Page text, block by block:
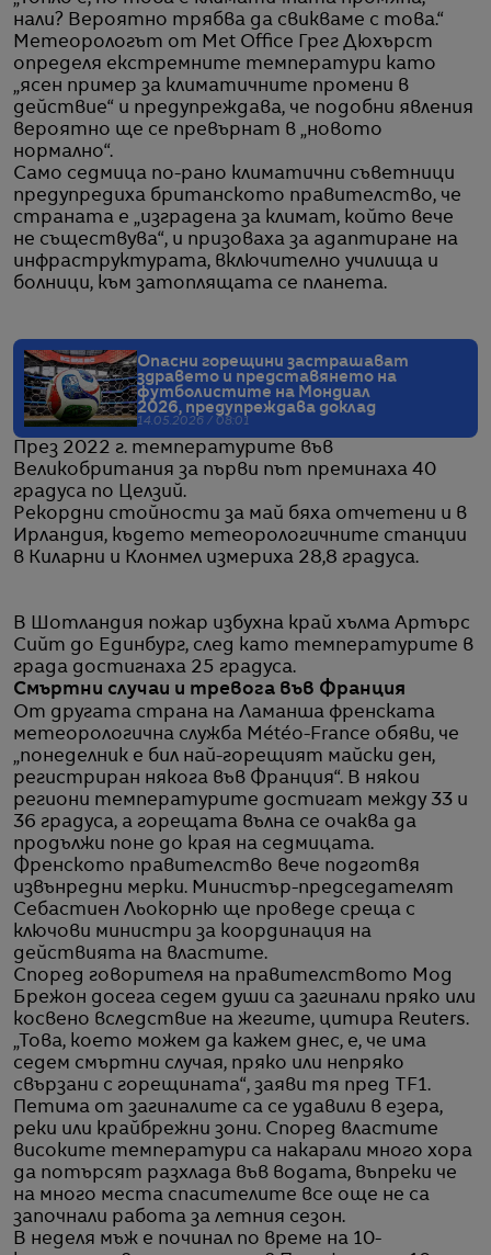
нали? Вероятно трябва да свикваме с това.“
Метеорологът от Met Office Грег Дюхърст
определя екстремните температури като
„ясен пример за климатичните промени в
действие“ и предупреждава, че подобни явления
вероятно ще се превърнат в „новото
нормално“.
Само седмица по-рано климатични съветници
предупредиха британското правителство, че
страната е „изградена за климат, който вече
не съществува“, и призоваха за адаптиране на
инфраструктурата, включително училища и
болници, към затоплящата се планета.
Опасни горещини застрашават
здравето и представянето на
футболистите на Мондиал
2026, предупреждава доклад
14.05.2026 / 08:01
През 2022 г. температурите във
Великобритания за първи път преминаха 40
градуса по Целзий.
Рекордни стойности за май бяха отчетени и в
Ирландия, където метеорологичните станции
в Киларни и Клонмел измериха 28,8 градуса.
В Шотландия пожар избухна край хълма Артърс
Сийт до Единбург, след като температурите в
града достигнаха 25 градуса.
Смъртни случаи и тревога във Франция
От другата страна на Ламанша френската
метеорологична служба Météo-France обяви, че
„понеделник е бил най-горещият майски ден,
регистриран някога във Франция“. В някои
региони температурите достигат между 33 и
36 градуса, а горещата вълна се очаква да
продължи поне до края на седмицата.
Френското правителство вече подготвя
извънредни мерки. Министър-председателят
Себастиен Льокорню ще проведе среща с
ключови министри за координация на
действията на властите.
Според говорителя на правителството Мод
Брежон досега седем души са загинали пряко или
косвено вследствие на жегите, цитира Reuters.
„Това, което можем да кажем днес, е, че има
седем смъртни случая, пряко или непряко
свързани с горещината“, заяви тя пред TF1.
Петима от загиналите са се удавили в езера,
реки или крайбрежни зони. Според властите
високите температури са накарали много хора
да потърсят разхлада във водата, въпреки че
на много места спасителите все още не са
започнали работа за летния сезон.
В неделя мъж е починал по време на 10-